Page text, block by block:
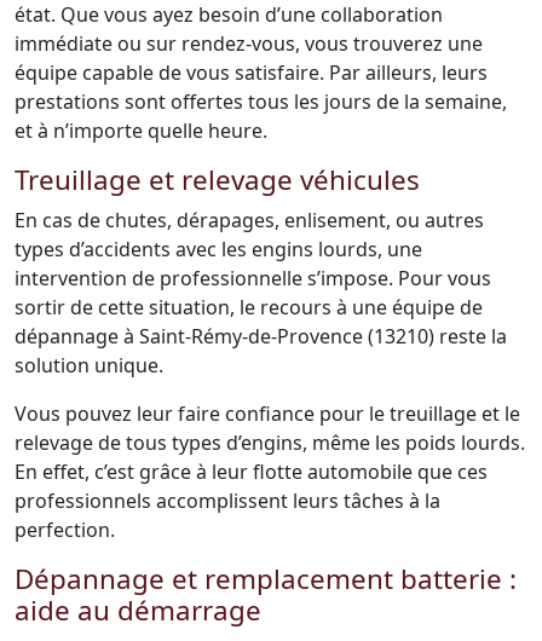
état. Que vous ayez besoin d’une collaboration
immédiate ou sur rendez-vous, vous trouverez une
équipe capable de vous satisfaire. Par ailleurs, leurs
prestations sont offertes tous les jours de la semaine,
et à n’importe quelle heure.
Treuillage et relevage véhicules
En cas de chutes, dérapages, enlisement, ou autres
types d’accidents avec les engins lourds, une
intervention de professionnelle s’impose. Pour vous
sortir de cette situation, le recours à une équipe de
dépannage à Saint-Rémy-de-Provence (13210) reste la
solution unique.
Vous pouvez leur faire confiance pour le treuillage et le
relevage de tous types d’engins, même les poids lourds.
En effet, c’est grâce à leur flotte automobile que ces
professionnels accomplissent leurs tâches à la
perfection.
Dépannage et remplacement batterie :
aide au démarrage